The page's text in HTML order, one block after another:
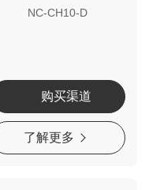
NC-CH10-D
购买渠道
了解更多